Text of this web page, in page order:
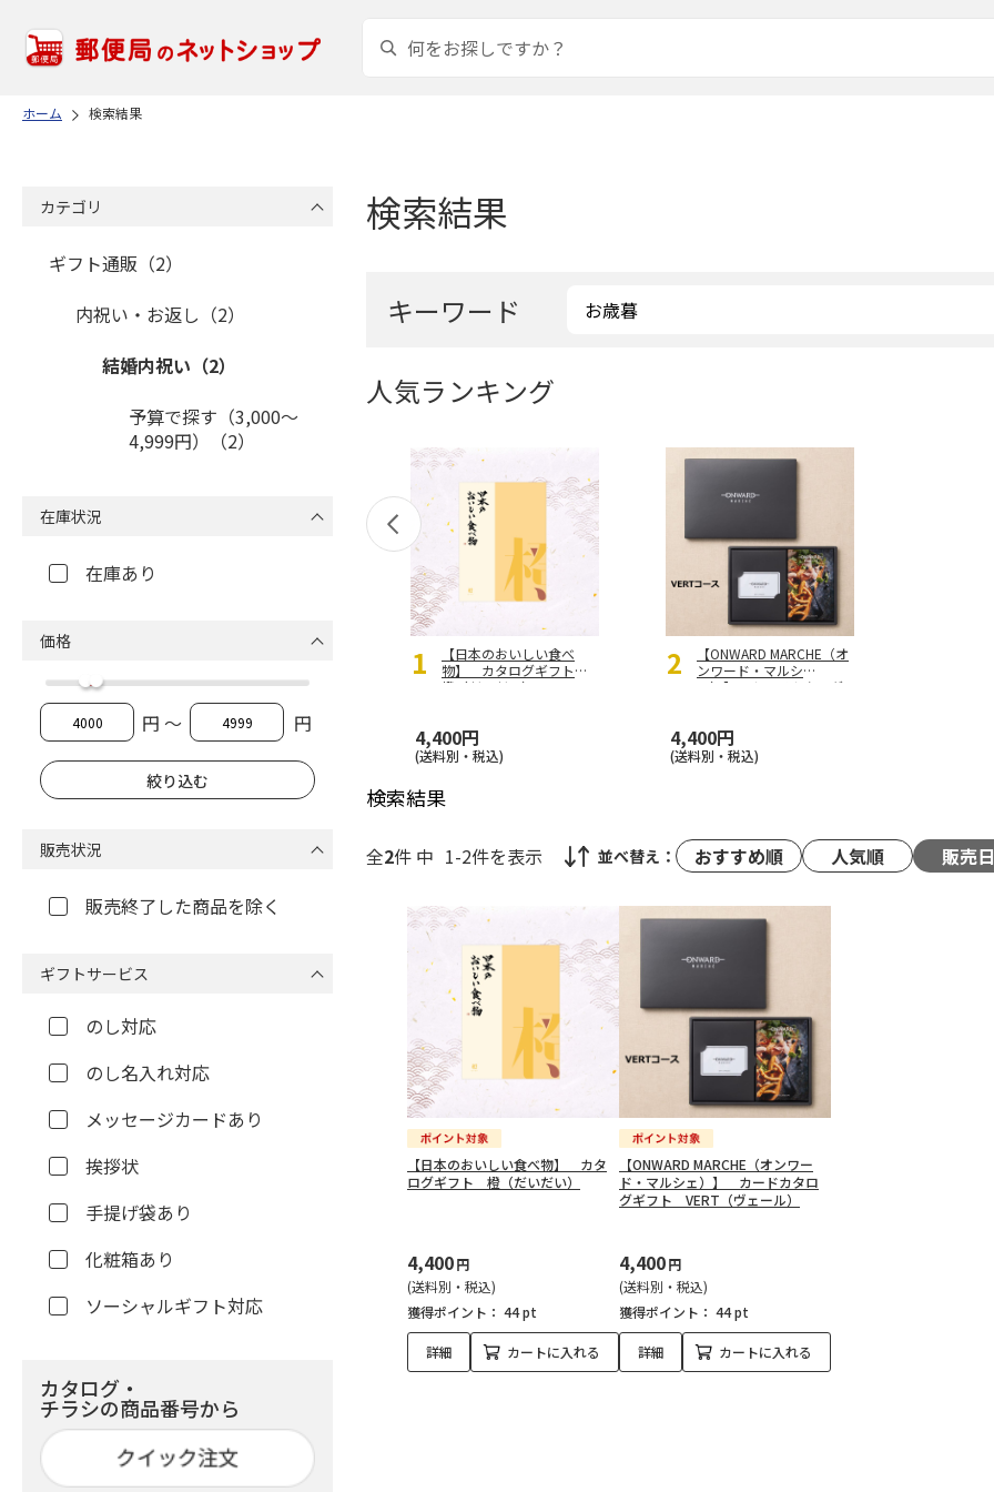
ホーム 検索結果
検索結果
キーワード
人気ランキング
1
【日本のおいしい食べ
物】 カタログギフト
橙（だいだい）
4,400円
(送料別・税込)
2
【ONWARD MARCHE（オ
ンワード・マルシ
ェ）】 カードカタログ
4,400円
(送料別・税込)
検索結果
全2件 中 1-2件を表示 並べ替え： おすすめ順 人気順 販売日
【日本のおいしい食べ物】 カタ
ログギフト 橙（だいだい）
4,400円
(送料別・税込)
獲得ポイント： 44 pt
詳細 カートに入れる
【ONWARD MARCHE（オンワー
ド・マルシェ）】 カードカタロ
グギフト VERT（ヴェール）
4,400円
(送料別・税込)
獲得ポイント： 44 pt
詳細 カートに入れる
カテゴリ
ギフト通販（2）
内祝い・お返し（2）
結婚内祝い（2）
予算で探す（3,000～
4,999円）（2）
在庫状況
在庫あり
価格
円 ～ 円
販売状況
販売終了した商品を除く
ギフトサービス
のし対応
のし名入れ対応
メッセージカードあり
挨拶状
手提げ袋あり
化粧箱あり
ソーシャルギフト対応
カタログ・
チラシの商品番号から